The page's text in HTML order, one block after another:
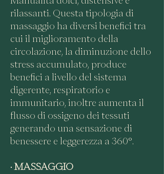
rilassanti. Questa tipologia di
massaggio ha diversi benefici tra
cui il miglioramento della
circolazione, la diminuzione dello
stress accumulato, produce
benefici a livello del sistema
digerente, respiratorio e
immunitario, inoltre aumenta il
flusso di ossigeno dei tessuti
generando una sensazione di
benessere e leggerezza a 360°.
•MASSAGGIO